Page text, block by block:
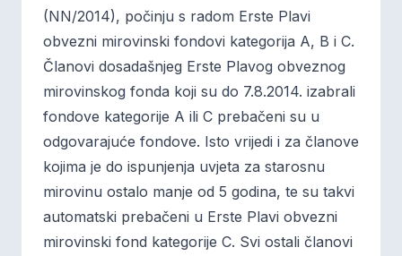
(NN/2014), počinju s radom Erste Plavi
obvezni mirovinski fondovi kategorija A, B i C.
Članovi dosadašnjeg Erste Plavog obveznog
mirovinskog fonda koji su do 7.8.2014. izabrali
fondove kategorije A ili C prebačeni su u
odgovarajuće fondove. Isto vrijedi i za članove
kojima je do ispunjenja uvjeta za starosnu
mirovinu ostalo manje od 5 godina, te su takvi
automatski prebačeni u Erste Plavi obvezni
mirovinski fond kategorije C. Svi ostali članovi